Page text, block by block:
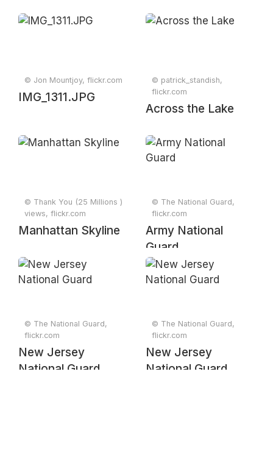
© Jon Mountjoy, flickr.com
IMG_1311.JPG
© patrick_standish,
flickr.com
Across the Lake
© Thank You (25 Millions )
views, flickr.com
Manhattan Skyline
© The National Guard,
flickr.com
Army National
Guard
© The National Guard,
flickr.com
New Jersey
National Guard
© The National Guard,
flickr.com
New Jersey
National Guard